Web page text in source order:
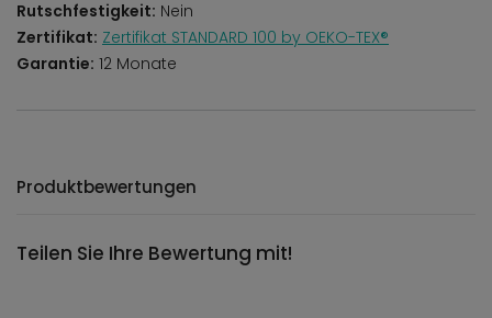
Rutschfestigkeit: Nein
Zertifikat: Zertifikat STANDARD 100 by OEKO-TEX®
Garantie: 12 Monate
Produktbewertungen
Teilen Sie Ihre Bewertung mit!